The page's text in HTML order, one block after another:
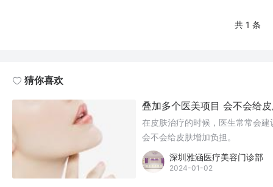
共 1 条
猜你喜欢
叠加多个医美项目 会不会给
在皮肤治疗的时候，医生常常会
会不会给皮肤增加负担。
深圳雅涵医疗美容门诊部
2024-01-02